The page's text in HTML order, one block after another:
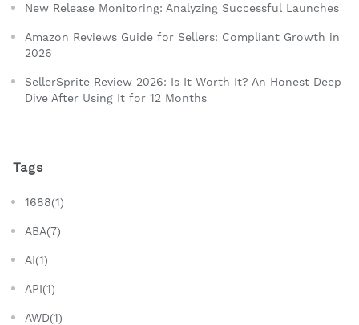
New Release Monitoring: Analyzing Successful Launches
Amazon Reviews Guide for Sellers: Compliant Growth in
2026
SellerSprite Review 2026: Is It Worth It? An Honest Deep
Dive After Using It for 12 Months
Tags
1688(1)
ABA(7)
AI(1)
API(1)
AWD(1)